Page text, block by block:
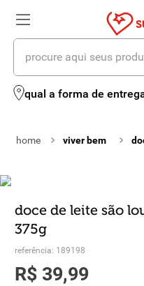
procure aqui seus produtos
qual a forma de
viver bem
doce de leite são
375g
referência: 189198
R$ 39,99
termos mais buscados
2º leite
iogurte
5º